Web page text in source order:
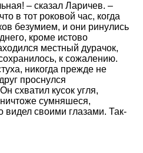
– сказал Ларичев. –
в тот роковой час, когда
безумием, и они ринулись
кроме истово
местный дурачок,
к сожалению.
никогда прежде не
проснулся
схватил кусок угля,
сумняшеся,
видел своими глазами. Так-